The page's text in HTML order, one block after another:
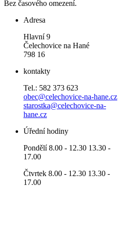
Bez časového omezení.
Adresa
Hlavní 9
Čelechovice na Hané
798 16
kontakty
Tel.: 582 373 623
obec@celechovice-na-hane.cz
starostka@celechovice-na-
hane.cz
Úřední hodiny
Pondělí 8.00 - 12.30 13.30 -
17.00
Čtvrtek 8.00 - 12.30 13.30 -
17.00